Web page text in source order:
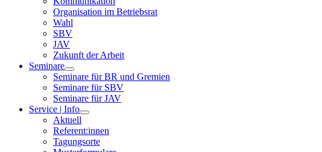
Organisation im Betriebsrat
Wahl
SBV
JAV
Zukunft der Arbeit
Seminare
Seminare für BR und Gremien
Seminare für SBV
Seminare für JAV
Service | Info
Aktuell
Referent:innen
Tagungsorte